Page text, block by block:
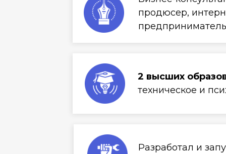
продюсер,
предприниматель
2 высших
техническое и
Разработал и